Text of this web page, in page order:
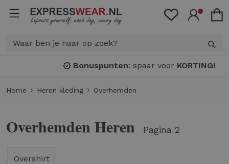
Bonuspunten: spaar voorKORTING!
Home Heren kleding Overhemden
Overhemden Heren Pagina 2
Overshirt